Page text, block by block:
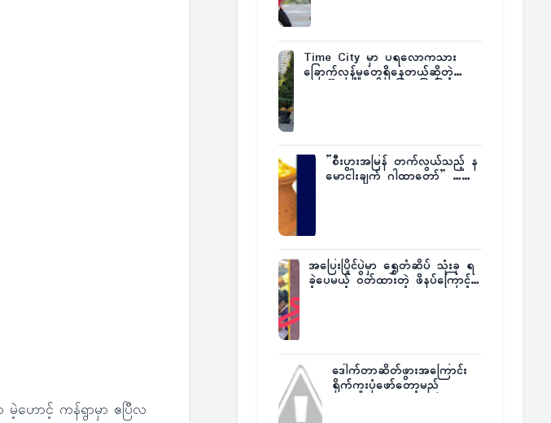
မဲ့ဟောင့် ကန်ရွာမှာ ဧပြီလ
Time City မှာ ပရလောကသား
ခြောက်လှန့်မှုတွေရှိနေတယ်ဆိုတဲ့
”စီးပွားအမြန် တက်လွယ်သည့် န
မောငါးချက် ဂါထာတော်” ……
အပြေးပြိုင်ပွဲမှာ ရွှေတံဆိပ် သုံးခု ရ
ခဲ့ပေမယ့် ဝတ်ထားတဲ့ ဖိနပ်ကြောင့်
ဒေါက်တာဆိတ်ဖွားအကြောင်း
ရိုက်ကူးပုံဖော်တော့မည်